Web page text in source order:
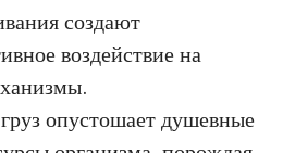
создают
воздействие на
опустошает душевные